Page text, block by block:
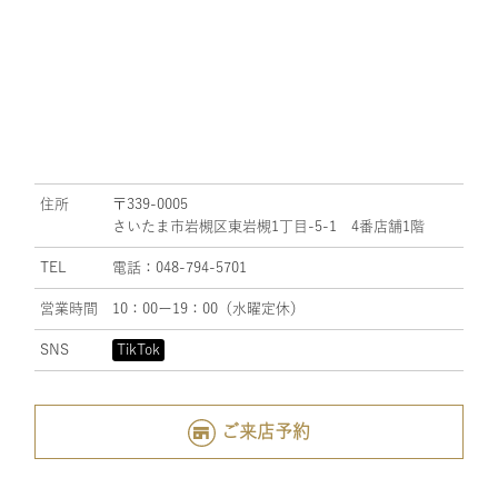
住所
〒339-0005
さいたま市岩槻区東岩槻1丁目-5-1 4番店舗1階
TEL 電話：048-794-5701
営業時間 10：00ー19：00（水曜定休）
SNS TikTok
ご来店予約